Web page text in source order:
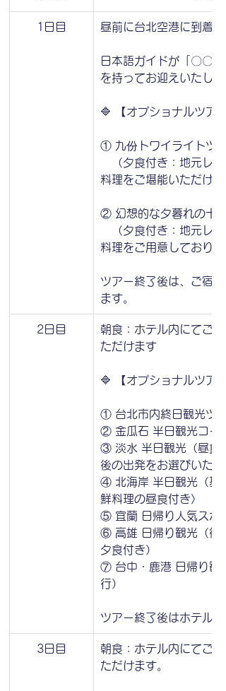
1日目 昼前に台北空港に到着予
日本語ガイドが「〇〇
を持ってお迎えいたしま
🔷 【オプショナルツア
① 九份トワイライトツア
（夕食付き：地元レ
料理をご堪能いただけま
② 幻想的な夕暮れの十
（夕食付き：地元レ
料理をご用意しておりま
ツアー終了後は、ご宿
ます。
2日目
朝食：ホテル内にてご
ただけます
🔷 【オプショナルツア
① 台北市内終日観光ツア
② 金瓜石 半日観光コース
③ 淡水 半日観光（昼食
後の出発をお選びいただ
④ 北海岸 半日観光（基
鮮料理の昼食付き〉
⑤ 宜蘭 日帰り人気スポ
⑥ 高雄 日帰り観光（往
夕食付き）
⑦ 台中・鹿港 日帰り観
行）
ツアー終了後はホテルま
3日目
朝食：ホテル内にてご
ただけます。